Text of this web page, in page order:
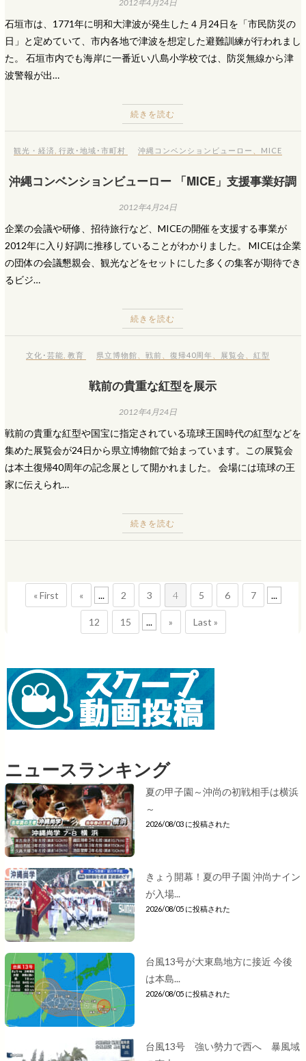
2012年4月24日
石垣市は、1771年に明和大津波が発生した４月24日を「市民防災の
日」と定めていて、市内各地で津波を想定した避難訓練が行われまし
た。 石垣市内でも海岸に一番近い八島小学校では、防災無線から津
波警報が出…
続きを読む
観光・経済 行政･地域･市町村 沖縄コンベンションビューロー MICE
沖縄コンベンションビューロー 「MICE」支援事業好調
2012年4月24日
企業の会議や研修、招待旅行など、MICEの開催を支援する事業が
2012年に入り好調に推移していることがわかりました。 MICEは企業
の団体の会議懇親会、観光などをセットにした多くの集客が期待でき
るビジ…
続きを読む
文化･芸能 教育 県立博物館 戦前 復帰40周年 展覧会 紅型
戦前の貴重な紅型を展示
2012年4月24日
戦前の貴重な紅型や国宝に指定されている琉球王国時代の紅型などを
集めた展覧会が24日から県立博物館で始まっています。この展覧会
は本土復帰40周年の記念展として開かれました。 会場には琉球の王
家に伝えられ…
続きを読む
« First « ... 2 3 4 5 6 7 ...
12 15 ... » Last »
ニュースランキング
夏の甲子園～沖尚の初戦相手は横浜
～
2026/08/03 に投稿された
きょう開幕！夏の甲子園 沖尚ナイン
が入場...
2026/08/05 に投稿された
台風13号が大東島地方に接近 今後
は本島...
2026/08/05 に投稿された
台風13号 強い勢力で西へ 暴風域